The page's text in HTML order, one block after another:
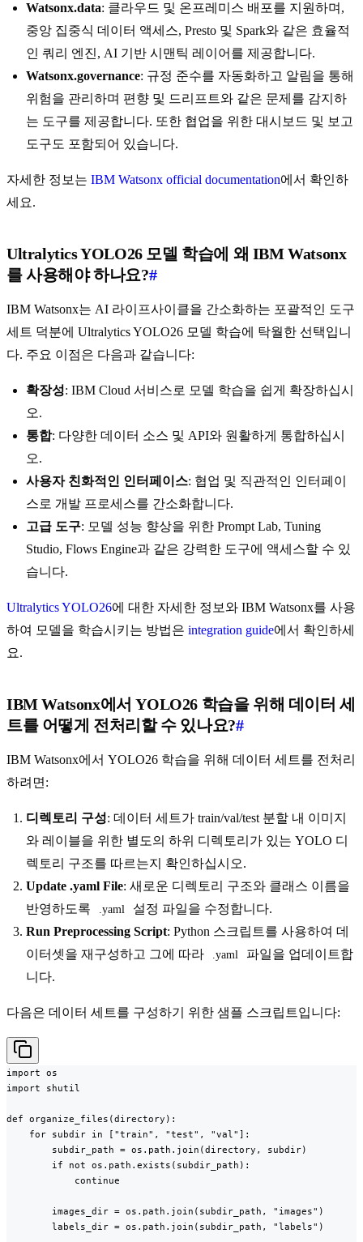
Watsonx.data: 클라우드 및 온프레미스 배포를 지원하며,
중앙 집중식 데이터 액세스, Presto 및 Spark와 같은 효율적
인 쿼리 엔진, AI 기반 시맨틱 레이어를 제공합니다.
Watsonx.governance: 규정 준수를 자동화하고 알림을 통해
위험을 관리하며 편향 및 드리프트와 같은 문제를 감지하
는 도구를 제공합니다. 또한 협업을 위한 대시보드 및 보고
도구도 포함되어 있습니다.
자세한 정보는 IBM Watsonx official documentation에서 확인하
세요.
Ultralytics YOLO26 모델 학습에 왜 IBM Watsonx
를 사용해야 하나요?#
IBM Watsonx는 AI 라이프사이클을 간소화하는 포괄적인 도구
세트 덕분에 Ultralytics YOLO26 모델 학습에 탁월한 선택입니
다. 주요 이점은 다음과 같습니다:
확장성: IBM Cloud 서비스로 모델 학습을 쉽게 확장하십시
오.
통합: 다양한 데이터 소스 및 API와 원활하게 통합하십시
오.
사용자 친화적인 인터페이스: 협업 및 직관적인 인터페이
스로 개발 프로세스를 간소화합니다.
고급 도구: 모델 성능 향상을 위한 Prompt Lab, Tuning
Studio, Flows Engine과 같은 강력한 도구에 액세스할 수 있
습니다.
Ultralytics YOLO26에 대한 자세한 정보와 IBM Watsonx를 사용
하여 모델을 학습시키는 방법은 integration guide에서 확인하세
요.
IBM Watsonx에서 YOLO26 학습을 위해 데이터 세
트를 어떻게 전처리할 수 있나요?#
IBM Watsonx에서 YOLO26 학습을 위해 데이터 세트를 전처리
하려면:
디렉토리 구성: 데이터 세트가 train/val/test 분할 내 이미지
와 레이블을 위한 별도의 하위 디렉토리가 있는 YOLO 디
렉토리 구조를 따르는지 확인하십시오.
Update .yaml File: 새로운 디렉토리 구조와 클래스 이름을
반영하도록
.yaml
설정 파일을 수정합니다.
Run Preprocessing Script: Python 스크립트를 사용하여 데
이터셋을 재구성하고 그에 따라
.yaml
파일을 업데이트합
니다.
다음은 데이터 세트를 구성하기 위한 샘플 스크립트입니다:
import os
import shutil
def organize_files(directory):
    for subdir in ["train", "test", "val"]:
        subdir_path = os.path.join(directory, subdir)
        if not os.path.exists(subdir_path):
            continue
        images_dir = os.path.join(subdir_path, "images")
        labels_dir = os.path.join(subdir_path, "labels")